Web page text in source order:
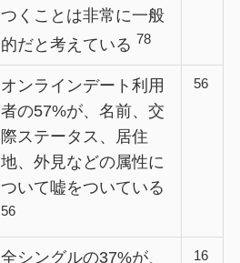
つくことは非常に一般
的だと考えている 78
オンラインデート利用
者の57%が、名前、交
際ステータス、居住
地、外見などの属性に
ついて嘘をついている
56
56
全シングルの37%が、
16